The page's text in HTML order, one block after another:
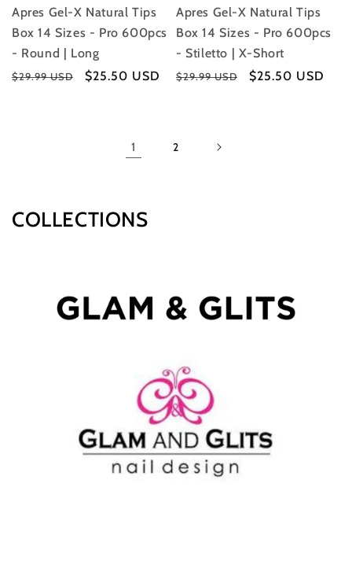
Apres Gel-X Natural Tips
Box 14 Sizes - Pro 600pcs
- Round | Long
Precio
$29.99 USD
Precio
$25.50 USD
Apres Gel-X Natural Tips
Box 14 Sizes - Pro 600pcs
- Stiletto | X-Short
Precio
$29.99 USD
Precio
$25.50 USD
1 2
COLLECTIONS